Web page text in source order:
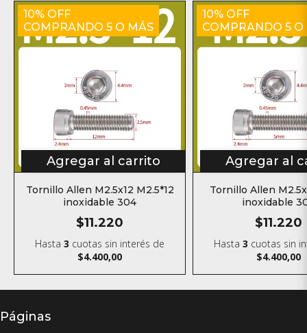
10% OFF
COMPRANDO 5 O MÁS
Agregar al carrito
Tornillo Allen M2.5x12 M2.5*12
inoxidable 304
$11.220
Hasta3 cuotas sin interés de
$4.400,00
10% OFF
COMPRANDO 5 O
Agregar al
Tornillo Allen
inoxidable
$11.220
Hasta3 cuotas sin
$4.400,00
Páginas